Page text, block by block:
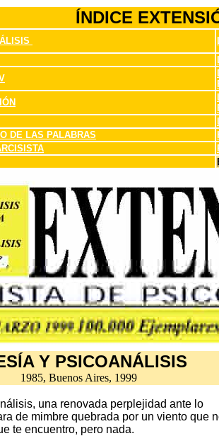
ÍNDICE
DE LAS PALABRAS
Y PSICOANÁLISIS
1985, Buenos Aires, 1999
una renovada perplejidad ante lo
de mimbre quebrada por un viento que
te encuentro, pero nada.